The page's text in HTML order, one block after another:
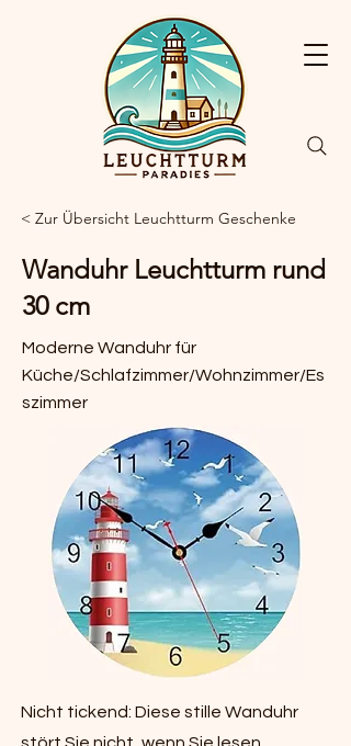
< Zur Übersicht Leuchtturm Geschenke
Wanduhr Leuchtturm rund
30 cm
Moderne Wanduhr für
Küche/Schlafzimmer/Wohnzimmer/Es
szimmer
Nicht tickend: Diese stille Wanduhr